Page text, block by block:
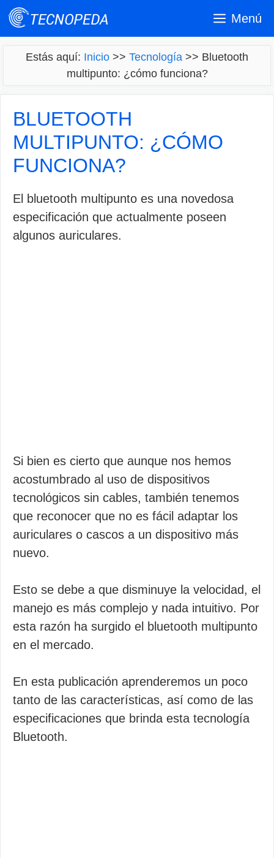
Saltar
Menú
Estás aquí: Inicio >> Tecnología >> Bluetooth
multipunto: ¿cómo funciona?
BLUETOOTH
MULTIPUNTO: ¿CÓMO
FUNCIONA?
El bluetooth multipunto es una novedosa
especificación que actualmente poseen
algunos auriculares.
Si bien es cierto que aunque nos hemos
acostumbrado al uso de dispositivos
tecnológicos sin cables, también tenemos
que reconocer que no es fácil adaptar los
auriculares o cascos a un dispositivo más
nuevo.
Esto se debe a que disminuye la velocidad, el
manejo es más complejo y nada intuitivo. Por
esta razón ha surgido el bluetooth multipunto
en el mercado.
En esta publicación aprenderemos un poco
tanto de las características, así como de las
especificaciones que brinda esta tecnología
Bluetooth.